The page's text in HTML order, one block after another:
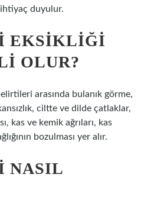
duyulur.
EKSIKLIĞI
OLUR?
arasında bulanık görme,
ciltte ve dilde çatlaklar,
kas ve kemik ağrıları, kas
bozulması yer alır.
NASIL